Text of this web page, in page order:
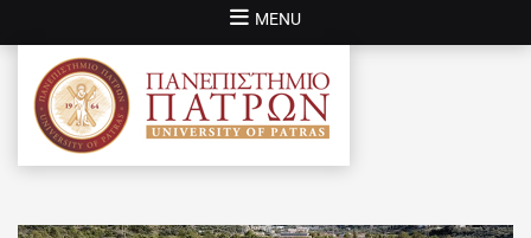
MENU
ΠΑΝΕΠΙΣΤΉΜΙΟ ΠΑΤΡΏΝ